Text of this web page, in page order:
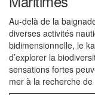
Au-delà de la
diverses activités
bidimensionnelle, le
d’explorer la
sensations fortes
mer à la recherche